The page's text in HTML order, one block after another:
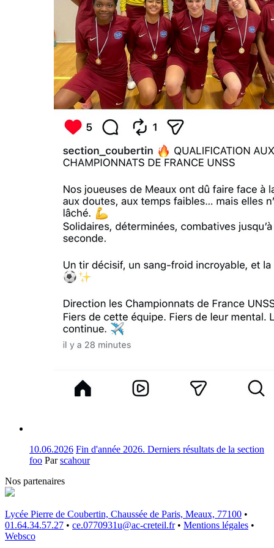
10.06.2026 Fin d'année 2026. Derniers résultats de la section
foo Parscahour
Nos partenaires
Lycée Pierre de Coubertin, Chaussée de Paris, Meaux, 77100 •
01.64.34.57.27 • ce.0770931u@ac-creteil.fr • Mentions légales •
Websco